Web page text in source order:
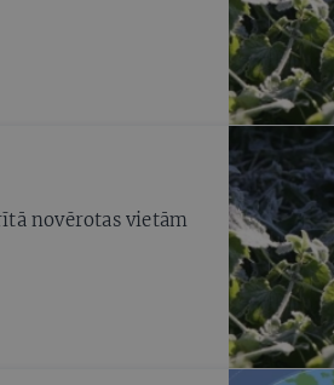
novērotas vietām